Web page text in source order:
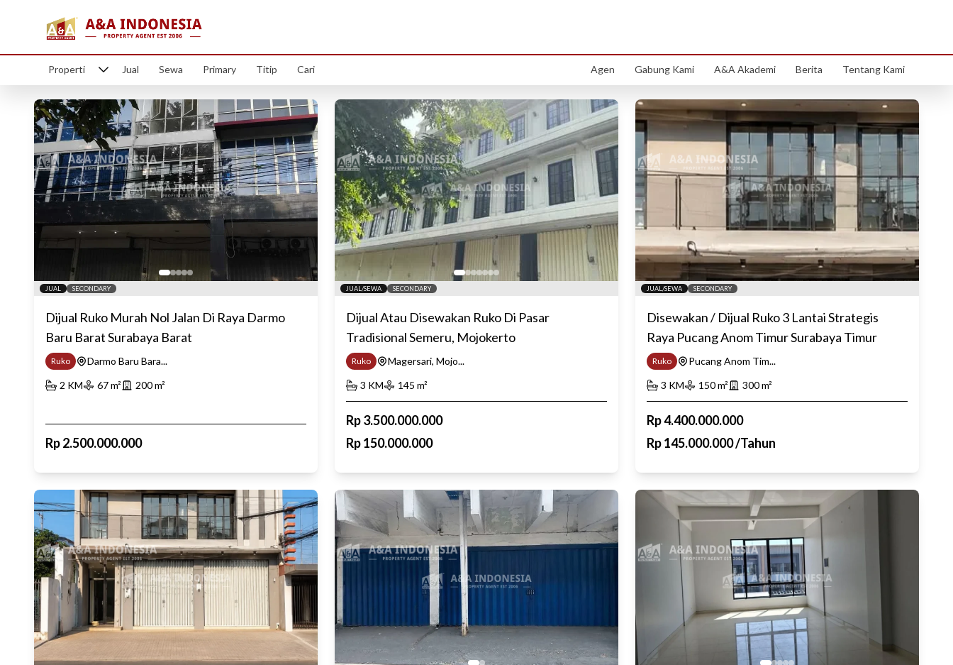
Properti Jual Sewa Primary Titip Cari Agen Gabung Kami A&A Akademi Berita Tentang Kami
JUAL SECONDARY
Dijual Ruko Murah Nol Jalan Di Raya Darmo
Baru Barat Surabaya Barat
Ruko
Darmo Baru Bara...
2 KM 67m² 200m²
Rp2.500.000.000
JUAL/SEWA SECONDARY
Dijual Atau Disewakan Ruko Di Pasar
Tradisional Semeru, Mojokerto
Ruko
Magersari, Mojo...
3 KM 145 m²
Rp3.500.000.000
Rp150.000.000
JUAL/SEWA SECONDARY
Disewakan / Dijual Ruko 3 Lantai Strategis
Raya Pucang Anom Timur Surabaya Timur
Ruko
Pucang Anom Tim...
3 KM 150m² 300m²
Rp4.400.000.000
Rp145.000.000/Tahun